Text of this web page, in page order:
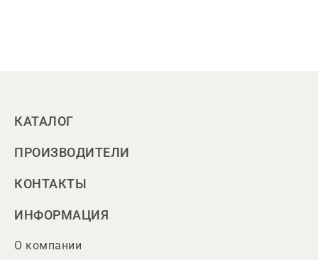
КАТАЛОГ
ПРОИЗВОДИТЕЛИ
КОНТАКТЫ
ИНФОРМАЦИЯ
О компании